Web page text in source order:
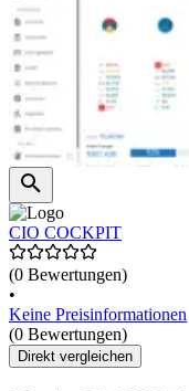
CIO COCKPIT
(0 Bewertungen)
•
Keine Preisinformationen
(0 Bewertungen)
Direkt vergleichen